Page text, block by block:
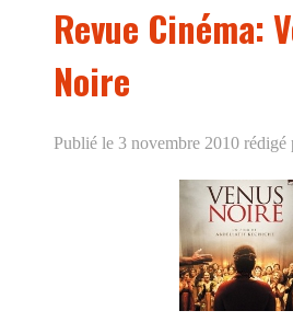
Revue Cinéma:
Noire
Publié le 3 novembre 2010 rédigé